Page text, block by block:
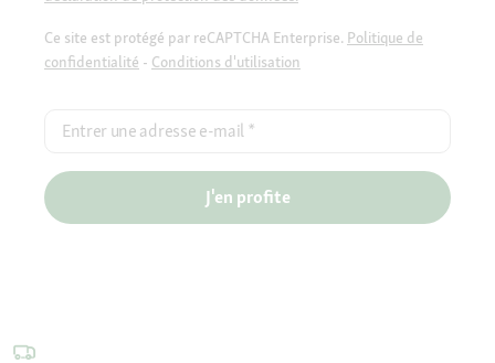
Ce site est protégé par reCAPTCHA Enterprise. Politique de
confidentialité - Conditions d'utilisation
Entrer une adresse e-mail *
J'en profite